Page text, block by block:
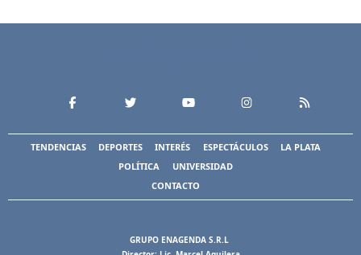
TENDENCIAS DEPORTES INTERÉS ESPECTÁCULOS
LA PLATA
POLÍTICA
UNIVERSIDAD
CONTACTO
GRUPO ENAGENDA S.R.L